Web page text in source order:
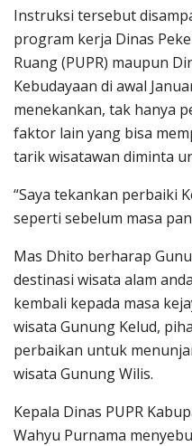
Instruksi tersebut
program kerja Dinas
Ruang (PUPR) maupun
Kebudayaan di awal
menekankan, tak hanya
faktor lain yang bisa
tarik wisatawan diminta
“Saya tekankan perbaiki
seperti sebelum masa
Mas Dhito berharap
destinasi wisata alam
kembali kepada masa
wisata Gunung Kelud,
perbaikan untuk
wisata Gunung Wilis.
Kepala Dinas PUPR
Wahyu Purnama